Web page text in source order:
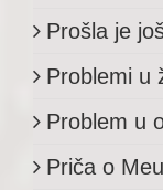
Prošla je
Problemi u
Problem u
Priča o